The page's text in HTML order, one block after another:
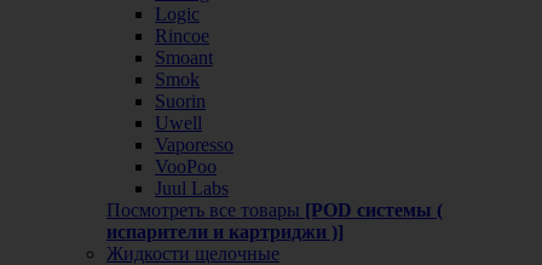
Logic
Rincoe
Smoant
Smok
Suorin
Uwell
Vaporesso
VooPoo
Juul Labs
Посмотреть все товары [POD системы (
испарители и картриджи )]
Жидкости щелочные